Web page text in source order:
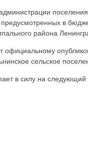
в
района
официальному
сельское
в силу на
СП»